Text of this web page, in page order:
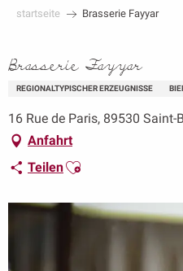
startseite Brasserie Fayyar
Brasserie Fayyar
REGIONALTYPISCHER ERZEUGNISSE
16 Rue de Paris, 89530 Saint-
Anfahrt
TeilenAjouter aux favoris